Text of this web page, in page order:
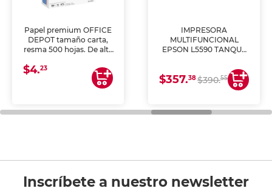
Papel premium OFFICE
DEPOT tamaño carta,
resma 500 hojas. De alta
uniforme, ideal para
impresoras de inyección
de tinta y láser,
general de oficina.
$4.23
IMPRESORA
MULTIFUNCIONAL
EPSON L5590 TANQUE
COPIA Y ESCANEA)
$357.38$390.55
Inscríbete a nuestro newsletter